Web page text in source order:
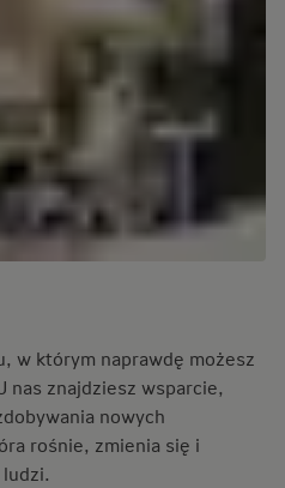
w którym naprawdę możesz
nas znajdziesz wsparcie,
nowych
rośnie, zmienia się i